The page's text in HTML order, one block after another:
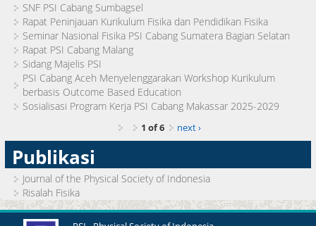
SNF PSI Cabang Sumbagsel
Rapat Peninjauan Kurikulum Fisika dan Pendidikan Fisika
Seminar Nasional Fisika PSI Cabang Sumatera Bagian Selatan
Rapat PSI Cabang Malang
Sidang Majelis PSI
PSI Cabang Aceh Menyelenggarakan Workshop Kurikulum
berbasis Outcome Based Education
Sosialisasi Program Kerja PSI Cabang Makassar 2025-2029
1 of 6 next ›
Publikasi
Journal of the Physical Society of Indonesia
Risalah Fisika